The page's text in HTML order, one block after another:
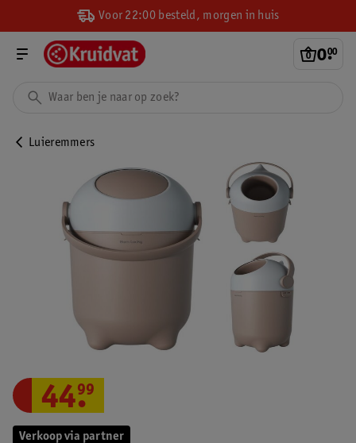
Voor 22:00 besteld, morgen in huis
0.
00
Luieremmers
Verkoop via partner
44.
99